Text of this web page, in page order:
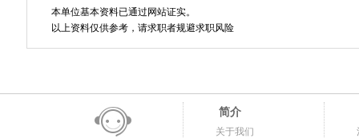
本单位基本资料已通过网站证实。
以上资料仅供参考，请求职者规避求职风险
简介
关于我们